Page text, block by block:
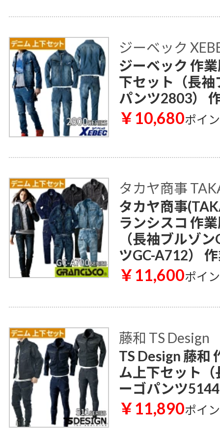
ジーベック
ジーベック 作
下セット（長
パンツ2803）
￥10,680ポイ
タカヤ商事
タカヤ商事
ランシスコ 作
（長袖ブルゾ
ツGC-A712）
￥11,600ポイ
藤和 TS Design
TS Design 藤和
ム上下セット
ーゴパンツ
￥11,890ポイ